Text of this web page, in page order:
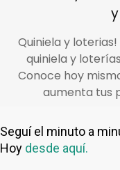
Seguí el minuto a
Hoy desde aquí.